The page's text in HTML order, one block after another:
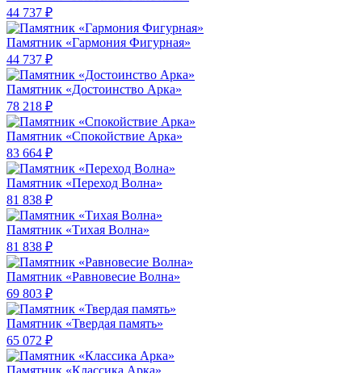
44 737 ₽
Памятник «Гармония Фигурная»
44 737 ₽
Памятник «Достоинство Арка»
78 218 ₽
Памятник «Спокойствие Арка»
83 664 ₽
Памятник «Переход Волна»
81 838 ₽
Памятник «Тихая Волна»
81 838 ₽
Памятник «Равновесие Волна»
69 803 ₽
Памятник «Твердая память»
65 072 ₽